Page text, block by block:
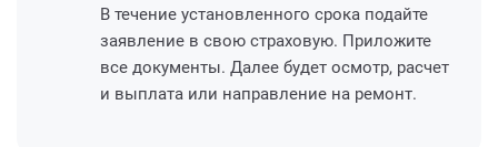
В течение установленного срока подайте
заявление в свою страховую. Приложите
все документы. Далее будет осмотр, расчет
и выплата или направление на ремонт.